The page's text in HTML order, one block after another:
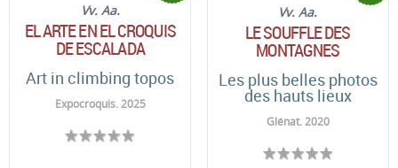
Vv. Aa.
EL ARTE EN EL CROQUIS
DE ESCALADA
Art in climbing topos
Expocroquis. 2025
Vv. Aa.
LE SOUFFLE DES
MONTAGNES
Les plus belles photos
des hauts lieux
Glénat. 2020